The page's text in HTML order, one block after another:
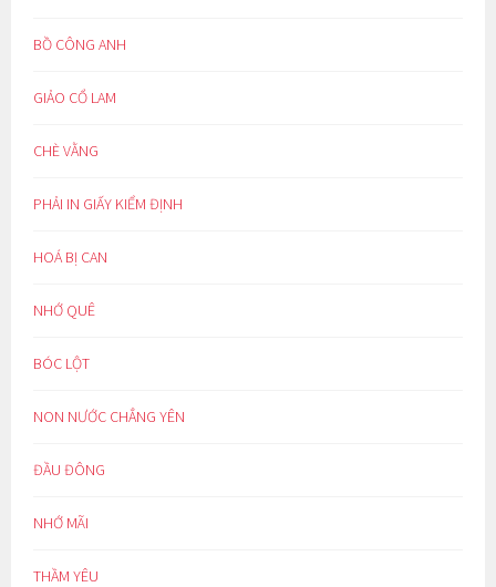
BỒ CÔNG ANH
GIẢO CỔ LAM
CHÈ VẰNG
PHẢI IN GIẤY KIỂM ĐỊNH
HOÁ BỊ CAN
NHỚ QUÊ
BÓC LỘT
NON NƯỚC CHẲNG YÊN
ĐẦU ĐÔNG
NHỚ MÃI
THẦM YÊU